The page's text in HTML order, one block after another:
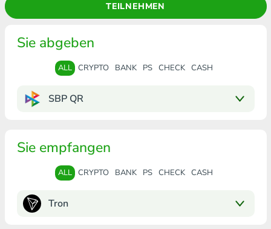
TEILNEHMEN
Sie abgeben
ALL CRYPTO BANK PS CHECK CASH
SBP QR
Sie empfangen
ALL CRYPTO BANK PS CHECK CASH
Tron